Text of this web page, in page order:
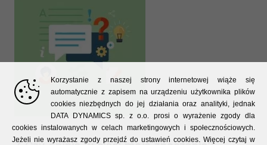
Korzystanie z naszej strony internetowej wiąże się
automatycznie z zapisem na urządzeniu użytkownika plików
cookies niezbędnych do jej działania oraz analityki, jednak
DATA DYNAMICS sp. z o.o. prosi o wyrażenie zgody dla
cookies instalowanych w celach marketingowych i społecznościowych.
Jeżeli nie wyrażasz zgody przejdź do ustawień cookies. Więcej czytaj w